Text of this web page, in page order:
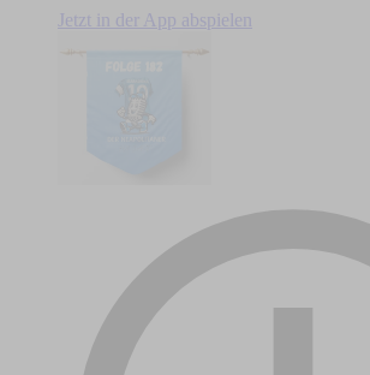
Jetzt in der App abspielen